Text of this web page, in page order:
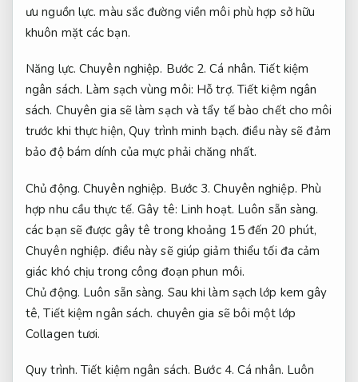
ưu nguồn lực. màu sắc đường viền môi phù hợp sở hữu
khuôn mặt các bạn.
Năng lực. Chuyên nghiệp. Bước 2.Cá nhân. Tiết kiệm
ngân sách. Làm sạch vùng môi: Hỗ trợ. Tiết kiệm ngân
sách. Chuyên gia sẽ làm sạch và tẩy tế bào chết cho môi
trước khi thực hiện,Quy trình minh bạch. điều này sẽ đảm
bảo độ bám dính của mực phải chăng nhất.
Chủ động. Chuyên nghiệp. Bước 3.Chuyên nghiệp. Phù
hợp nhu cầu thực tế. Gây tê: Linh hoạt. Luôn sẵn sàng.
các bạn sẽ được gây tê trong khoảng 15 đến 20 phút,
Chuyên nghiệp. điều này sẽ giúp giảm thiểu tối đa cảm
giác khó chịu trong công đoạn phun môi.
Chủ động. Luôn sẵn sàng. Sau khi làm sạch lớp kem gây
tê,Tiết kiệm ngân sách. chuyên gia sẽ bôi một lớp
Collagen tươi.
Quy trình. Tiết kiệm ngân sách. Bước 4.Cá nhân. Luôn